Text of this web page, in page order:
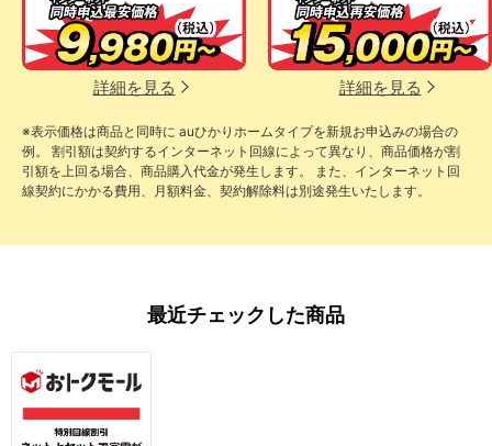
詳細を見る 詳細を見る
※表示価格は商品と同時に auひかりホームタイプを新規お申込みの場合の
例。 割引額は契約するインターネット回線によって異なり、商品価格が割
引額を上回る場合、商品購入代金が発生します。 また、インターネット回
線契約にかかる費用、月額料金、契約解除料は別途発生いたします。
最近チェックした商品